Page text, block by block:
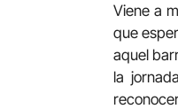
Viene a
que
aquel
la